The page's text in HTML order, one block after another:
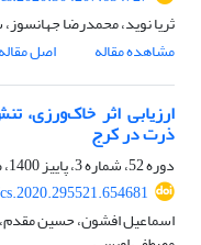
ثریا نوید، محمدرضا
مشاهده مقاله
اصل مقاله
ارزیابی اثر خاک‌ورزی،
ذرت در کرج
دوره 52، شماره 3، پاییز 1400، صفحه
اسماعیل افشون، حسین